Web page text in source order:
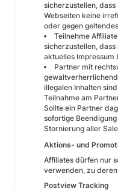
sicherzustellen,
Webseiten keine
oder gegen
Teilnehme
sicherzustellen, dass
aktuelles Impressum
Partner mit
illegalen Inhalten
Teilnahme am
Sollte ein Partner
sofortige
Stornierung aller
Aktions- und
Affiliates dürfen nur
verwenden, zu
Postview Tracking